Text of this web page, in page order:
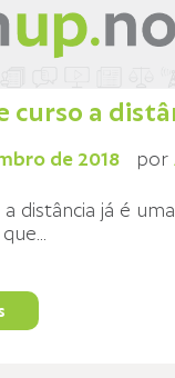
curso a
de 2018 por
a distância já é
...